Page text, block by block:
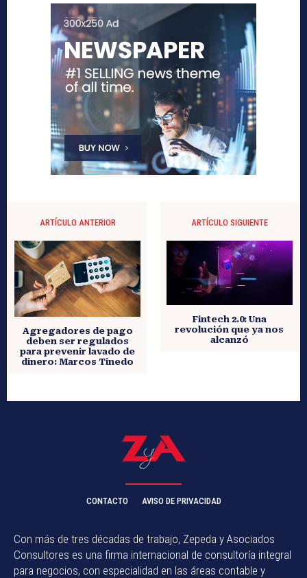
ARTÍCULO ANTERIOR
Agregadores de pago
deben ser regulados
para prevenir lavado de
dinero: Marcos Tinedo
ARTÍCULO SIGUIENTE
Fintech 2.0: Una
revolución que ya nos
alcanzó
CONTACTO AVISO DE PRIVACIDAD
Con más de tres décadas de trabajo, Zepeda y Asociados
Consultores es una firma internacional de consultoría integral
para negocios, con especialidad en las áreas contable y